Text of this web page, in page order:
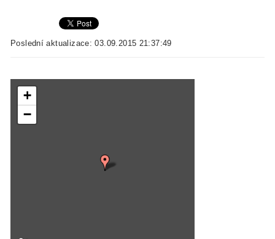
Poslední aktualizace: 03.09.2015 21:37:49
+
−